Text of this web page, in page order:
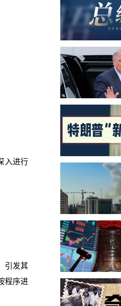
入进行
引发其
程序进